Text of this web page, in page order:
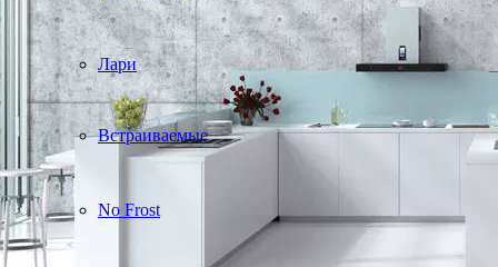
Лари
Встраиваемые
No Frost